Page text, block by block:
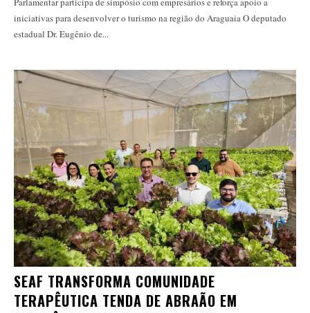
iniciativas para desenvolver o turismo na região do Araguaia O deputado
estadual Dr. Eugênio de...
SEAF TRANSFORMA COMUNIDADE
TERAPÊUTICA TENDA DE ABRAÃO EM